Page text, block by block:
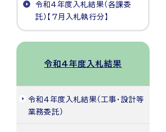
令和4年度入札結果（各課委
託）【7月入札執行分】
令和4年度入札結果
令和4年度入札結果（工事・設計等
業務委託）